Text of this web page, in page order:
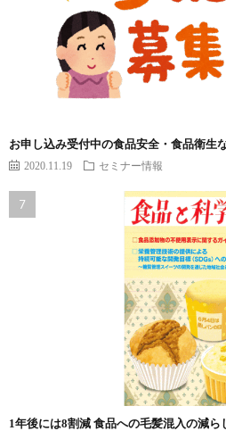
お申し込み受付中の食品安全・食品衛生
2020.11.19 セミナー情報
1年後には8割減 食品への毛髪混入の減